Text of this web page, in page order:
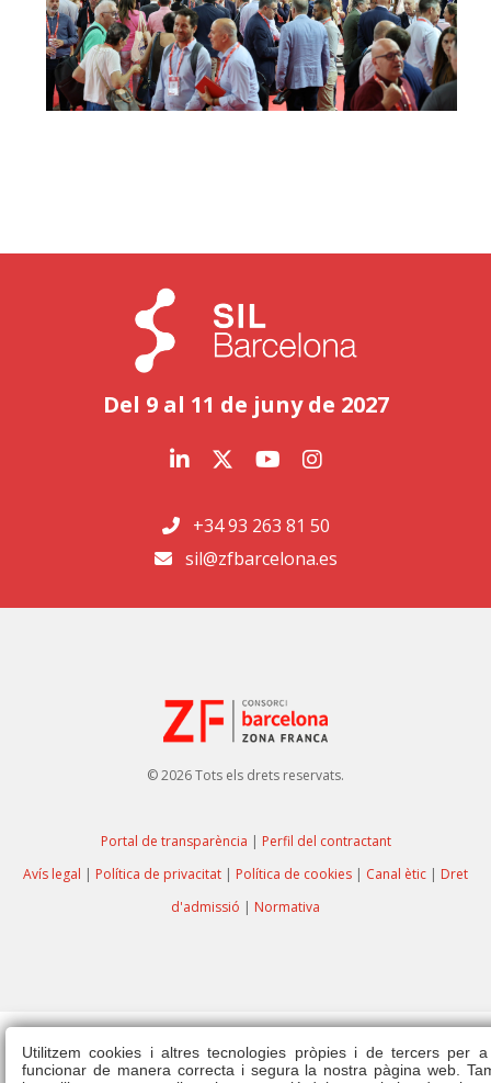
Del 9 al 11 de juny de 2027
+34 93 263 81 50
sil@zfbarcelona.es
© 2026 Tots els drets reservats.
Portal de transparència | Perfil del contractant
Avís legal | Política de privacitat | Política de cookies | Canal ètic | Dret
d'admissió | Normativa
Utilitzem cookies i altres tecnologies pròpies i de tercers per
funcionar de manera correcta i segura la nostra pàgina web.